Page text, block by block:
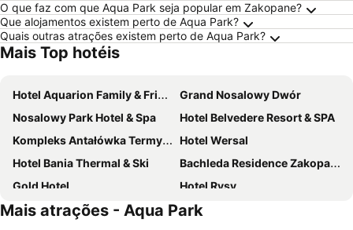
O que faz com que Aqua Park seja popular em Zakopane?
Que alojamentos existem perto de Aqua Park?
Quais outras atrações existem perto de Aqua Park?
Mais Top hotéis
Hotel Aquarion Family & Friends - Destigo Hotels
Grand Nosalowy Dwór
Nosalowy Park Hotel & Spa
Hotel Belvedere Resort & SPA
Kompleks Antałówka Termy & Med
Hotel Wersal
Hotel Bania Thermal & Ski
Bachleda Residence Zakopane
Gold Hotel
Hotel Rysy
Radisson Blu Hotel & Residences Zakopane
Hotel Sabała
Mais atrações - Aqua Park